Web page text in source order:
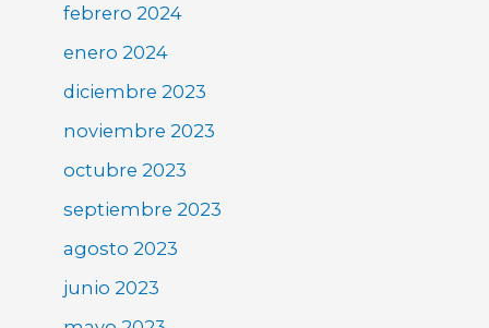
febrero 2024
enero 2024
diciembre 2023
noviembre 2023
octubre 2023
septiembre 2023
agosto 2023
junio 2023